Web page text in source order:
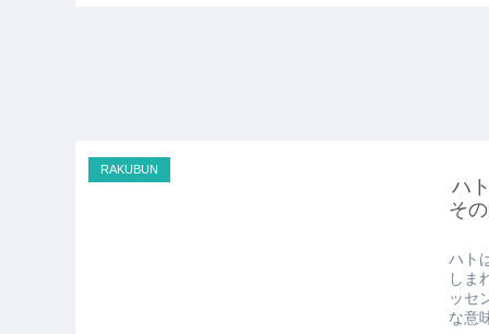
RAKUBUN
ハ
そ
ハト
しま
ッセ
な意